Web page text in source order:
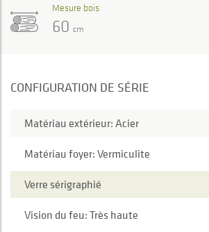
Mesure bois
60 cm
CONFIGURATION DE SÉRIE
Matériau extérieur: Acier
Matériau foyer: Vermiculite
Verre sérigraphié
Vision du feu: Très haute